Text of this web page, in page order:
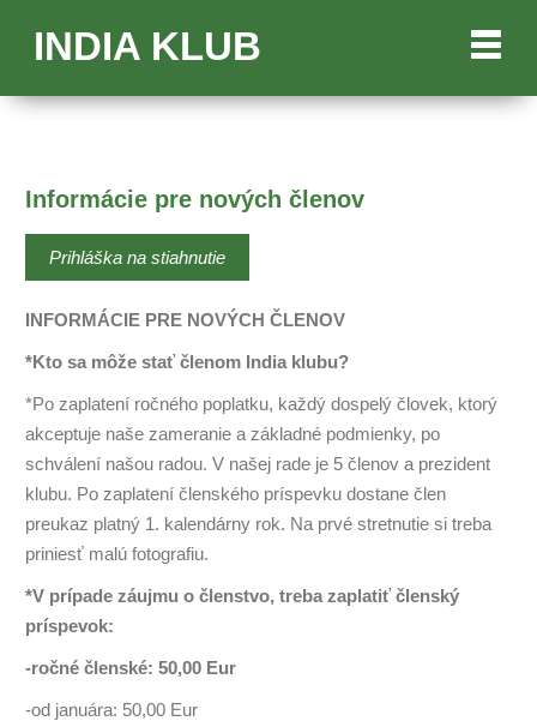
INDIA KLUB
Informácie pre nových členov
Prihláška na stiahnutie
INFORMÁCIE PRE NOVÝCH ČLENOV
*Kto sa môže stať členom India klubu?
*Po zaplatení ročného poplatku, každý dospelý človek, ktorý
akceptuje naše zameranie a základné podmienky, po
schválení našou radou. V našej rade je 5 členov a prezident
klubu. Po zaplatení členského príspevku dostane člen
preukaz platný 1. kalendárny rok. Na prvé stretnutie si treba
priniesť malú fotografiu.
*V prípade záujmu o členstvo, treba zaplatiť členský
príspevok:
-ročné členské: 50,00 Eur
-od januára: 50,00 Eur